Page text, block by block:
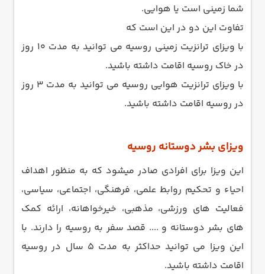
شما زمینی است یا هوایی.
تفاوت این دو در این است که
با ویزای ترانزیت زمینی روسیه می توانید به مدت 10 روز
در خاک روسیه اقامت داشته باشید.
با ویزای ترانزیت هوایی روسیه می توانید به مدت 3 روز
در روسیه اقامت داشته باشید.
ویزای بشر دوستانه روسیه
این ویزا برای افرادی صادر میشود که به منظور اهداف
احیاء و تحکیم روابط علمی، فرهنگی، اجتماعی، سیاسی،
فعالیت های ورزشی، مذهبی، خیرخواهانه، ارائه کمک
های بشر دوستانه و .... قصد سفر به روسیه را دارند. با
این ویزا می توانید حداکثر به مدت 5 سال در روسیه
اقامت داشته باشید.